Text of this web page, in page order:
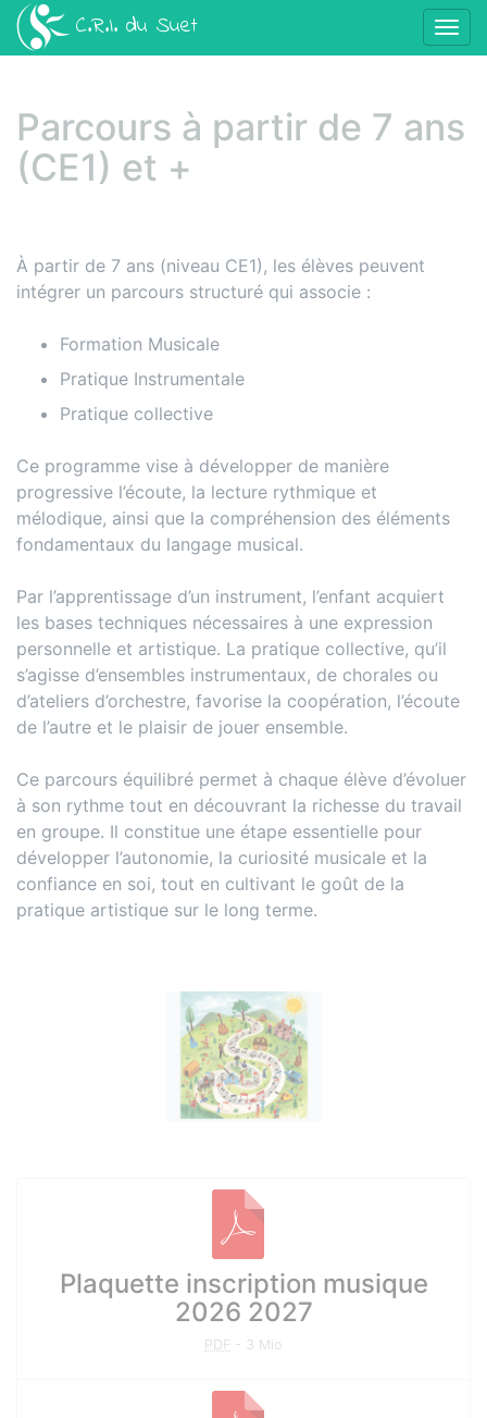
C.R.I. du Suet
Parcours à partir de 7 ans
(CE1) et +
À partir de 7 ans (niveau CE1), les élèves peuvent
intégrer un parcours structuré qui associe :
Formation Musicale
Pratique Instrumentale
Pratique collective
Ce programme vise à développer de manière
progressive l’écoute, la lecture rythmique et
mélodique, ainsi que la compréhension des éléments
fondamentaux du langage musical.
Par l’apprentissage d’un instrument, l’enfant acquiert
les bases techniques nécessaires à une expression
personnelle et artistique. La pratique collective, qu’il
s’agisse d’ensembles instrumentaux, de chorales ou
d’ateliers d’orchestre, favorise la coopération, l’écoute
de l’autre et le plaisir de jouer ensemble.
Ce parcours équilibré permet à chaque élève d’évoluer
à son rythme tout en découvrant la richesse du travail
en groupe. Il constitue une étape essentielle pour
développer l’autonomie, la curiosité musicale et la
confiance en soi, tout en cultivant le goût de la
pratique artistique sur le long terme.
Documents à télécharger
Plaquette inscription musique
2026 2027
PDF - 3 Mio
Panneau de gestion des cookies